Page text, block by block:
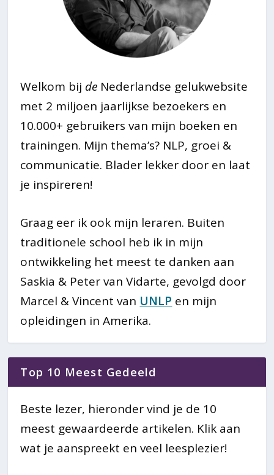
Welkom bij de Nederlandse gelukwebsite
met 2 miljoen jaarlijkse bezoekers en
10.000+ gebruikers van mijn boeken en
trainingen. Mijn thema’s? NLP, groei &
communicatie. Blader lekker door en laat
je inspireren!
Graag eer ik ook mijn leraren. Buiten
traditionele school heb ik in mijn
ontwikkeling het meest te danken aan
Saskia & Peter van Vidarte, gevolgd door
Marcel & Vincent van UNLP en mijn
opleidingen in Amerika.
Top 10 Meest Gedeeld
Beste lezer, hieronder vind je de 10
meest gewaardeerde artikelen. Klik aan
wat je aanspreekt en veel leesplezier!